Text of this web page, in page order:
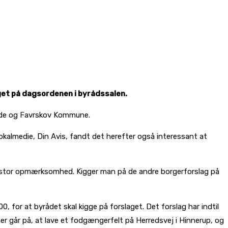
på dagsordenen i byrådssalen.
og Favrskov Kommune.
Din Avis, fandt det herefter også interessant at
opmærksomhed. Kigger man på de andre borgerforslag på
for at byrådet skal kigge på forslaget. Det forslag har indtil
går på, at lave et fodgængerfelt på Herredsvej i Hinnerup, og